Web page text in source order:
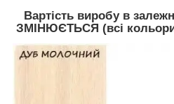
Вартість виробу в
ЗМІНЮЄТЬСЯ (всі